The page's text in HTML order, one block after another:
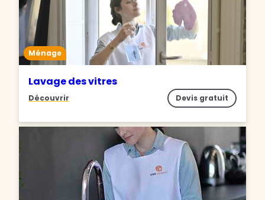
Ménage
Lavage des vitres
Découvrir Devis gratuit